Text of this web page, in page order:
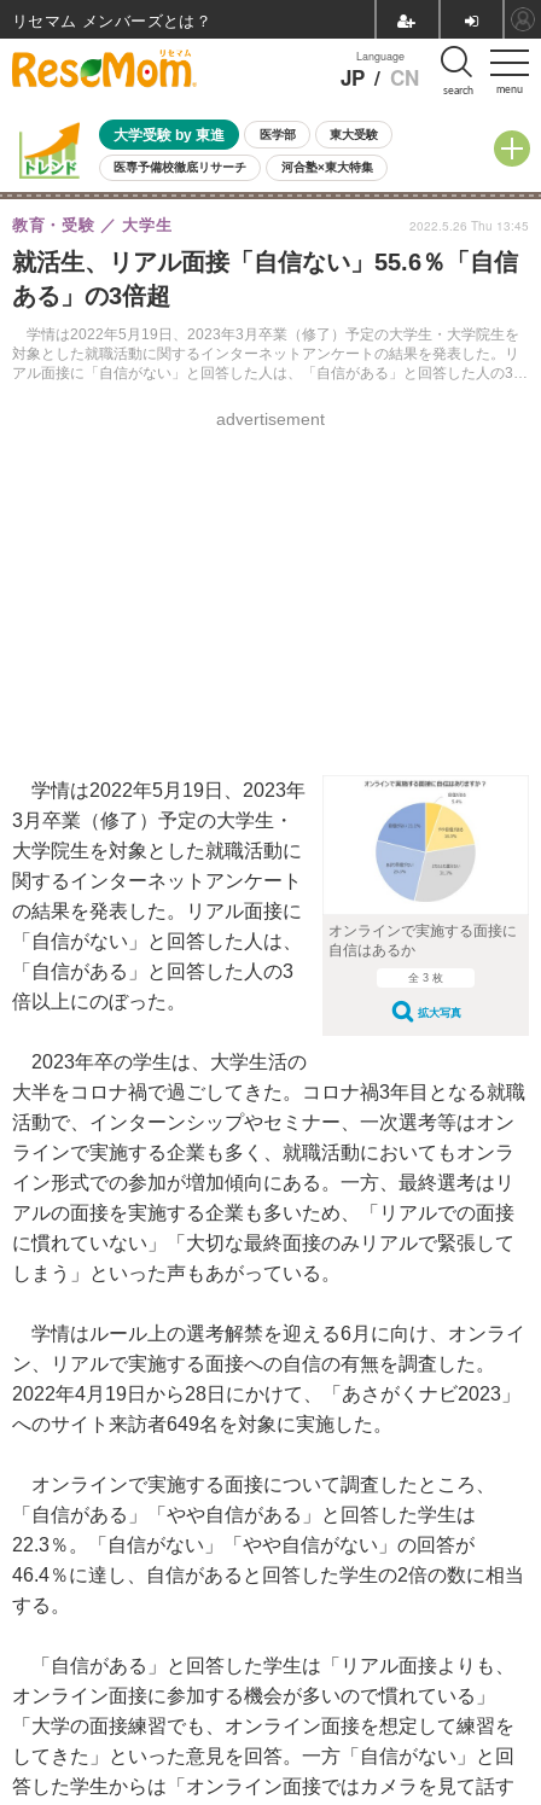
menu
Language
JP / CN search
大学受験 by 東進 医学部 東大受験
医専予備校徹底リサーチ 河合塾×東大特集
親子で考える大学選び 高校受験 中学受験 小学校受験
共通テスト 夏休み
8月開催イベント・WS 全国公立高校 過去問 人気記事
自由研究教材（小学生向け）
就活生、リアル面接「自信ない」55.6％「自信
ある」の3倍超
学情は2022年5月19日、2023年3月卒業（修了）予定の大学生・大学院生を
対象とした就職活動に関するインターネットアンケートの結果を発表した。リ
アル面接に「自信がない」と回答した人は、「自信がある」と回答した人の3倍
教育・受験 大学生
advertisement
2022.5.26 Thu 13:45
オンラインで実施する面接に
自信はあるか
全 3 枚
拡大写真
学情は2022年5月19日、2023年
3月卒業（修了）予定の大学生・
大学院生を対象とした就職活動に
関するインターネットアンケート
の結果を発表した。リアル面接に
「自信がない」と回答した人は、
「自信がある」と回答した人の3
倍以上にのぼった。
2023年卒の学生は、大学生活の
大半をコロナ禍で過ごしてきた。コロナ禍3年目となる就職
活動で、インターンシップやセミナー、一次選考等はオン
ラインで実施する企業も多く、就職活動においてもオンラ
イン形式での参加が増加傾向にある。一方、最終選考はリ
アルの面接を実施する企業も多いため、「リアルでの面接
に慣れていない」「大切な最終面接のみリアルで緊張して
しまう」といった声もあがっている。
学情はルール上の選考解禁を迎える6月に向け、オンライ
ン、リアルで実施する面接への自信の有無を調査した。
2022年4月19日から28日にかけて、「あさがくナビ2023」
へのサイト来訪者649名を対象に実施した。
オンラインで実施する面接について調査したところ、
「自信がある」「やや自信がある」と回答した学生は
22.3％。「自信がない」「やや自信がない」の回答が
46.4％に達し、自信があると回答した学生の2倍の数に相当
する。
「自信がある」と回答した学生は「リアル面接よりも、
オンライン面接に参加する機会が多いので慣れている」
「大学の面接練習でも、オンライン面接を想定して練習を
してきた」といった意見を回答。一方「自信がない」と回
答した学生からは「オンライン面接ではカメラを見て話す
リセマム メンバーズ